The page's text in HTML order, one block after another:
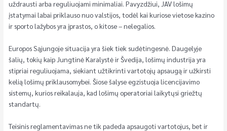
uždrausti arba reguliuojami minimaliai. Pavyzdžiui, JAV lošimų
įstatymai labai priklauso nuo valstijos, todėl kai kuriose vietose kazino
ir sporto lažybos yra įprastos, o kitose – nelegalios.
Europos Sąjungoje situacija yra šiek tiek sudėtingesnė. Daugelyje
šalių, tokių kaip Jungtinė Karalystė ir Švedija, lošimų industrija yra
stipriai reguliuojama, siekiant užtikrinti vartotojų apsaugą ir užkirsti
kelią lošimų priklausomybei. Šiose šalyse egzistuoja licencijavimo
sistemų, kurios reikalauja, kad lošimų operatoriai laikytųsi griežtų
standartų.
Teisinis reglamentavimas ne tik padeda apsaugoti vartotojus, bet ir